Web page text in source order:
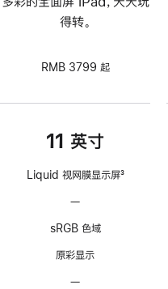
得转。
RMB 3799 起
11 英寸
Liquid 视网膜显示屏3
—
持
ProMotion
sRGB 色域
原彩显示
—